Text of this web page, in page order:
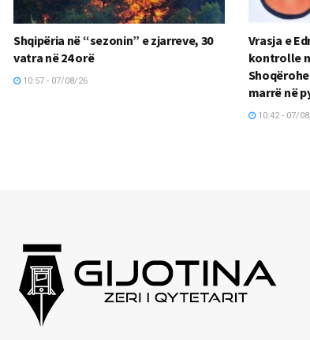
Shqipëria në “sezonin” e zjarreve, 30
vatra në 24 orë
10:57 - 07/08/26
Vrasja e
kontrolle
marrë në
10:42 - 07/